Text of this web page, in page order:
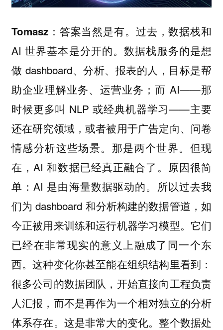
Tomasz： 答案当然是有。过去，数据栈和
AI 世界基本是分开的。数据栈服务的是想
做 dashboard、分析、报表的人，目标是帮
助企业理解业务、运营业务；而 AI——那
时候更多叫 NLP 或经典机器学习——主要
还在研究领域，或者被用于广告定向、问卷
情感分析这些场景。那是两个世界。但现
在，AI 和数据已经真正融合了。原因很简
单：AI 是由海量数据驱动的。所以过去我
们为 dashboard 和分析构建的数据管道，如
今正被用来训练和运行机器学习模型。它们
已经在非常现实的意义上融成了同一个东
西。这种变化你甚至能在组织结构里看到：
很多公司的数据团队，开始直接向工程负责
人汇报，而不是再作为一个相对独立的分析
体系存在。这是非常大的变化。整个数据处